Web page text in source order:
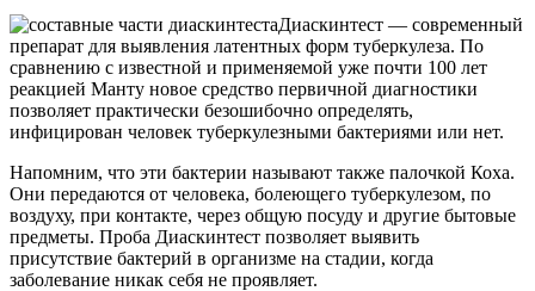
Диаскинтест — современный
препарат для выявления латентных форм туберкулеза. По
сравнению с известной и применяемой уже почти 100 лет
реакцией Манту новое средство первичной диагностики
позволяет практически безошибочно определять,
инфицирован человек туберкулезными бактериями или нет.
Напомним, что эти бактерии называют также палочкой Коха.
Они передаются от человека, болеющего туберкулезом, по
воздуху, при контакте, через общую посуду и другие бытовые
предметы. Проба Диаскинтест позволяет выявить
присутствие бактерий в организме на стадии, когда
заболевание никак себя не проявляет.